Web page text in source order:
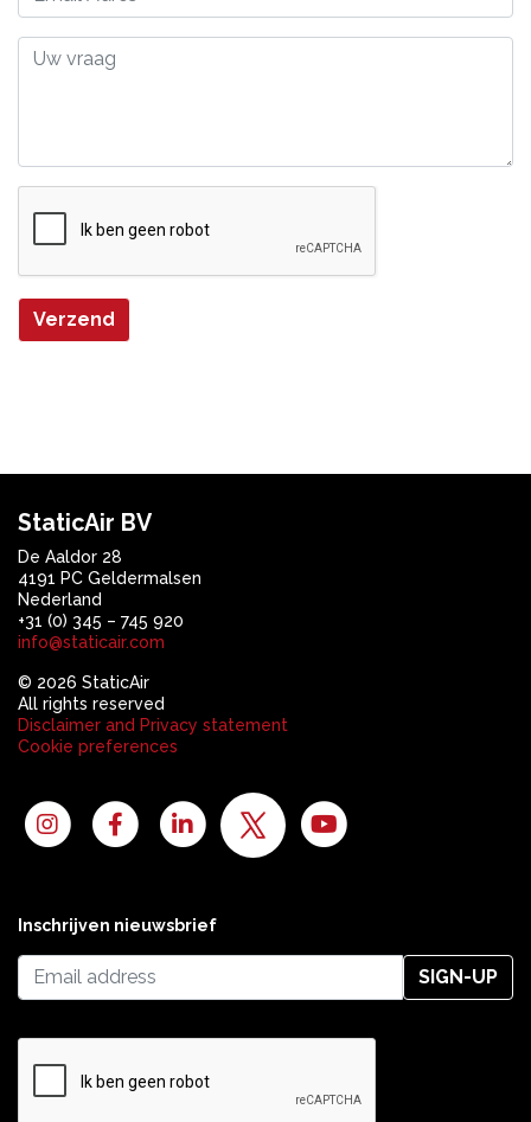
Verzend
StaticAir BV
De Aaldor 28
4191 PC Geldermalsen
Nederland
+31 (0) 345 – 745 920
info@staticair.com
© 2026 StaticAir
All rights reserved
Disclaimer and Privacy statement
Cookie preferences
Inschrijven nieuwsbrief
SIGN-UP